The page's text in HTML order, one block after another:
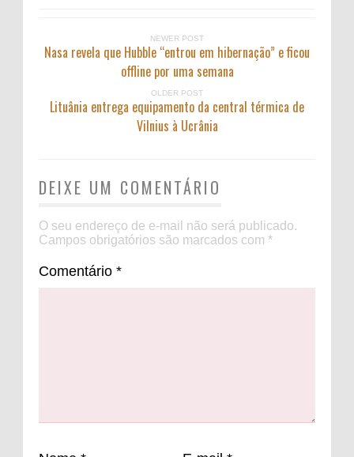
NEWER POST
Nasa revela que Hubble “entrou em hibernação” e ficou
offline por uma semana
OLDER POST
Lituânia entrega equipamento da central térmica de
Vilnius à Ucrânia
DEIXE UM COMENTÁRIO
O seu endereço de e-mail não será publicado.
Campos obrigatórios são marcados com *
Comentário *